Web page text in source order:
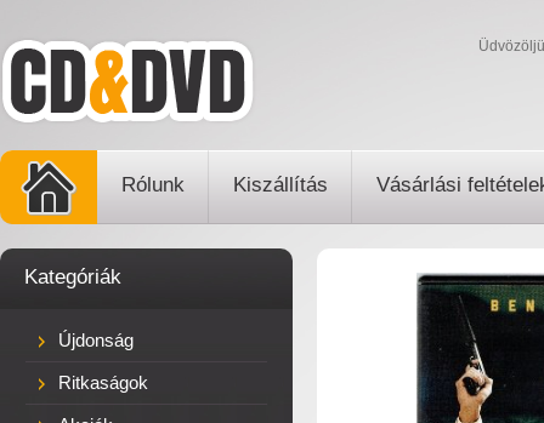
Rólunk Kiszállítás Vásárlási
Kategóriák
Újdonság
Ritkaságok